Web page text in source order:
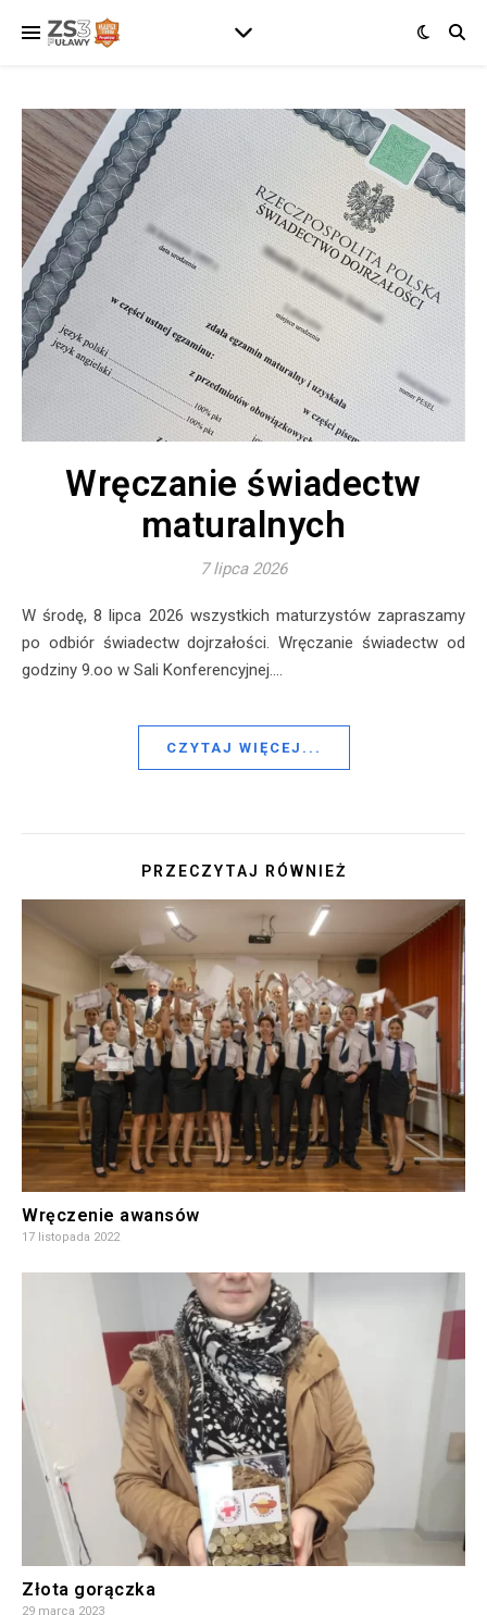
Wręczanie świadectw
maturalnych
7 lipca 2026
W środę, 8 lipca 2026 wszystkich maturzystów zapraszamy
po odbiór świadectw dojrzałości. Wręczanie świadectw od
godziny 9.oo w Sali Konferencyjnej.…
CZYTAJ WIĘCEJ...
PRZECZYTAJ RÓWNIEŻ
Wręczenie awansów
17 listopada 2022
Złota gorączka
29 marca 2023